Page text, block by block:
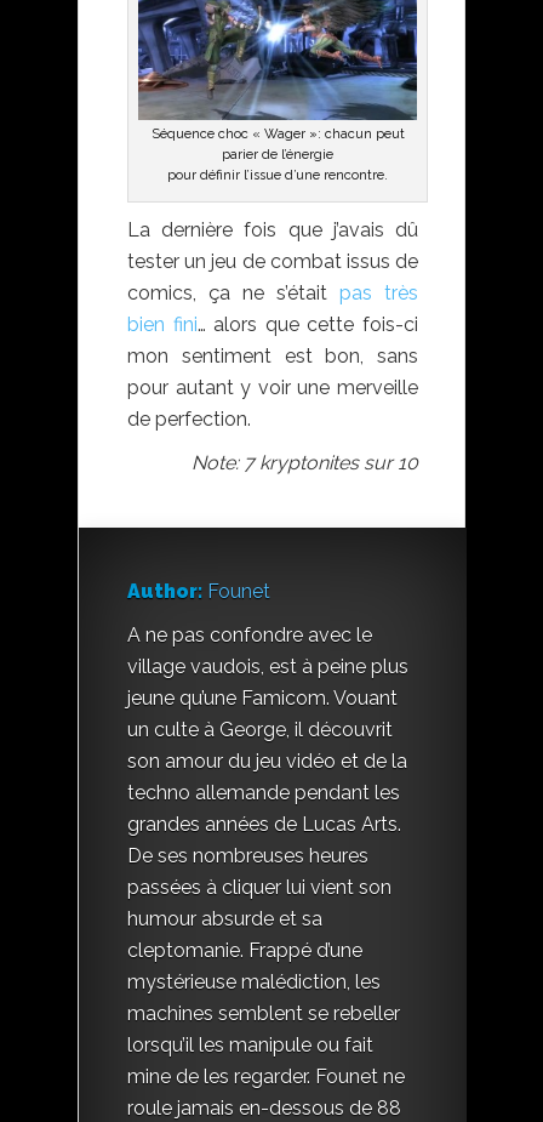
Séquence choc « Wager »: chacun peut
parier de l’énergie
pour définir l’issue d’une rencontre.
La dernière fois que j’avais dû
tester un jeu de combat issus de
comics, ça ne s’était pas très
bien fini… alors que cette fois-ci
mon sentiment est bon, sans
pour autant y voir une merveille
de perfection.
Note: 7 kryptonites sur 10
Author: Founet
A ne pas confondre avec le
village vaudois, est à peine plus
jeune qu’une Famicom. Vouant
un culte à George, il découvrit
son amour du jeu vidéo et de la
techno allemande pendant les
grandes années de Lucas Arts.
De ses nombreuses heures
passées à cliquer lui vient son
humour absurde et sa
cleptomanie. Frappé d’une
mystérieuse malédiction, les
machines semblent se rebeller
lorsqu’il les manipule ou fait
mine de les regarder. Founet ne
roule jamais en-dessous de 88